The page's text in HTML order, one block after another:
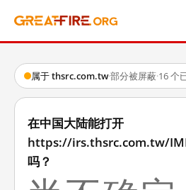
属于 thsrc.com.tw·部分被屏蔽·16 个
在中国大陆能打开
https://irs.thsrc.com.tw/
吗？